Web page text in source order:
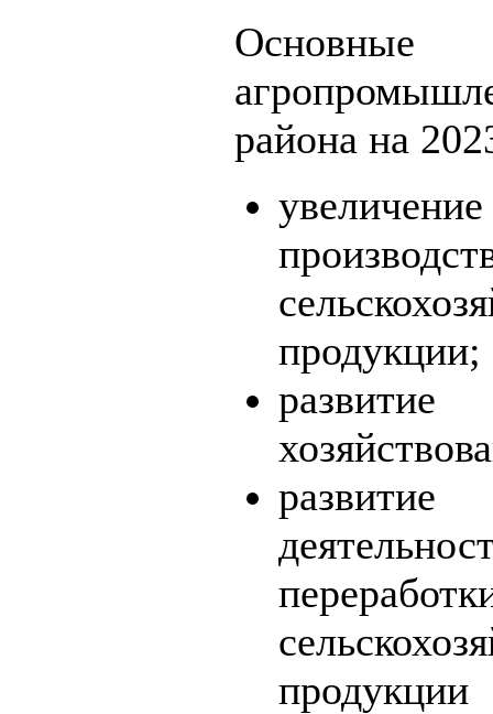
района на
продукции;
развитие
продукции